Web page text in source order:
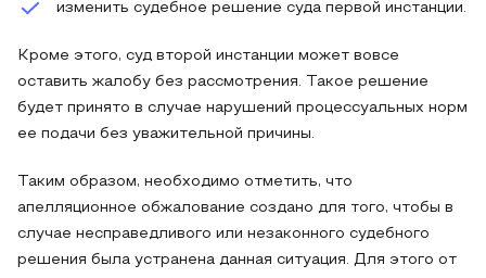
изменить судебное решение суда первой инстанции.
Кроме этого, суд второй инстанции может вовсе
оставить жалобу без рассмотрения. Такое решение
будет принято в случае нарушений процессуальных норм
ее подачи без уважительной причины.
Таким образом, необходимо отметить, что
апелляционное обжалование создано для того, чтобы в
случае несправедливого или незаконного судебного
решения была устранена данная ситуация. Для этого от